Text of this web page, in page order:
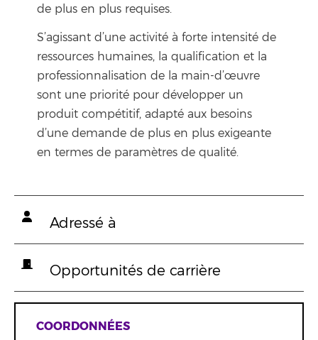
de plus en plus requises.
S’agissant d’une activité à forte intensité de
ressources humaines, la qualification et la
professionnalisation de la main-d’œuvre
sont une priorité pour développer un
produit compétitif, adapté aux besoins
d’une demande de plus en plus exigeante
en termes de paramètres de qualité.
Adressé à
Opportunités de carrière
COORDONNÉES